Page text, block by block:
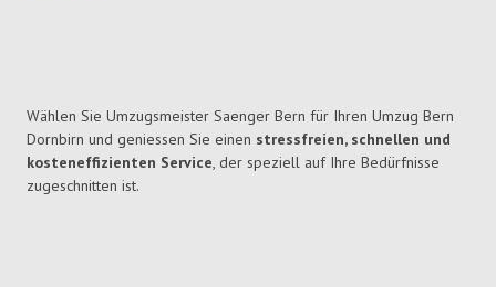
Wählen Sie Umzugsmeister Saenger Bern für Ihren Umzug Bern
Dornbirn und geniessen Sie einen stressfreien, schnellen und
kosteneffizienten Service, der speziell auf Ihre Bedürfnisse
zugeschnitten ist.